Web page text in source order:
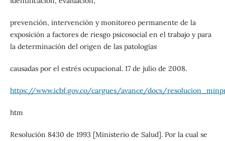
prevención, intervención y monitoreo permanente de la
exposición a factores de riesgo psicosocial en el trabajo y para
la determinación del origen de las patologías
causadas por el estrés ocupacional. 17 de julio de 2008.
https://www.icbf.gov.co/cargues/avance/docs/
htm
Resolución 8430 de 1993 [Ministerio de Salud]. Por la cual se